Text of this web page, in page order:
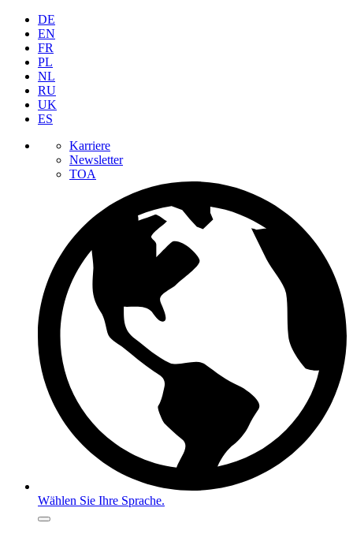
DE
EN
FR
PL
NL
RU
UK
ES
Karriere
Newsletter
TOA
Wählen Sie Ihre Sprache.